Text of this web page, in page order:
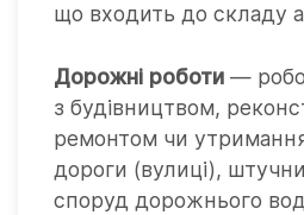
що входить до складу
Дорожні роботи —
з будівництвом,
ремонтом чи
дороги (вулиці),
споруд дорожнього